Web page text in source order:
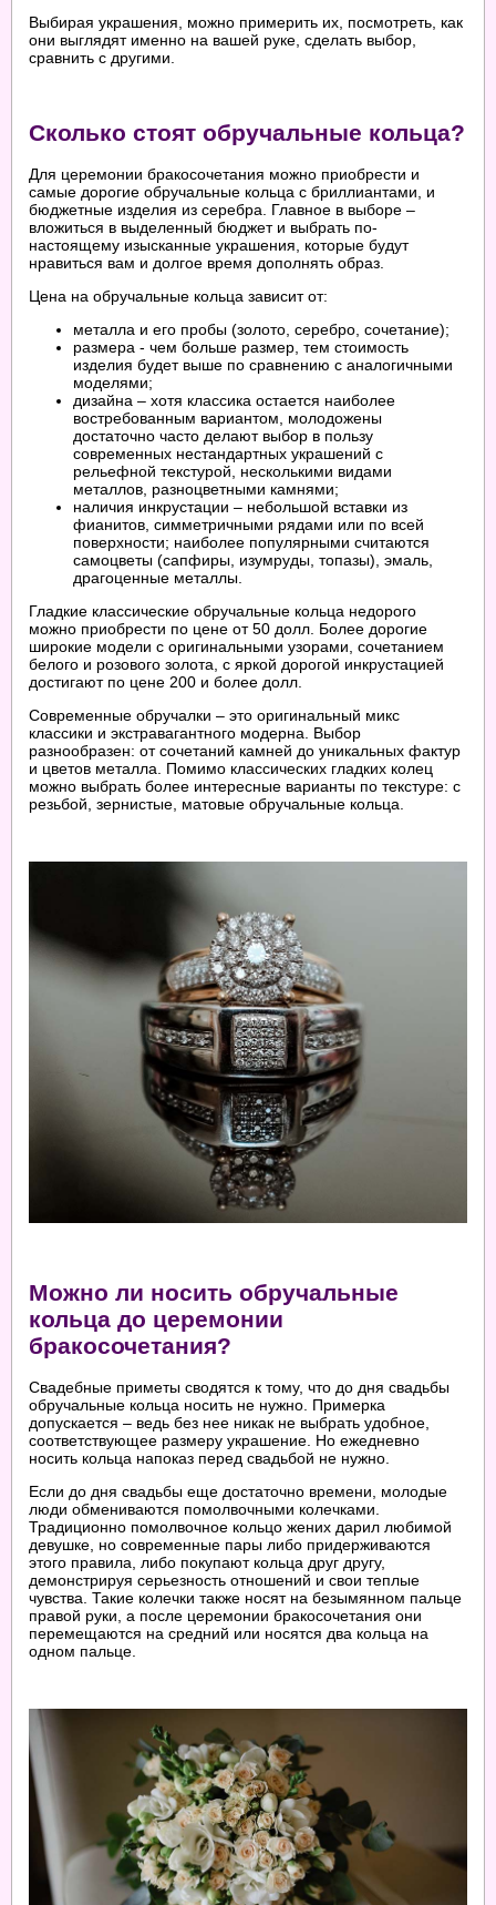
Выбирая украшения, можно примерить их, посмотреть, как
они выглядят именно на вашей руке, сделать выбор,
сравнить с другими.
Сколько стоят обручальные кольца?
Для церемонии бракосочетания можно приобрести и
самые дорогие обручальные кольца с бриллиантами, и
бюджетные изделия из серебра. Главное в выборе –
вложиться в выделенный бюджет и выбрать по-
настоящему изысканные украшения, которые будут
нравиться вам и долгое время дополнять образ.
Цена на обручальные кольца зависит от:
металла и его пробы (золото, серебро, сочетание);
размера - чем больше размер, тем стоимость
изделия будет выше по сравнению с аналогичными
моделями;
дизайна – хотя классика остается наиболее
востребованным вариантом, молодожены
достаточно часто делают выбор в пользу
современных нестандартных украшений с
рельефной текстурой, несколькими видами
металлов, разноцветными камнями;
наличия инкрустации – небольшой вставки из
фианитов, симметричными рядами или по всей
поверхности; наиболее популярными считаются
самоцветы (сапфиры, изумруды, топазы), эмаль,
драгоценные металлы.
Гладкие классические обручальные кольца недорого
можно приобрести по цене от 50 долл. Более дорогие
широкие модели с оригинальными узорами, сочетанием
белого и розового золота, с яркой дорогой инкрустацией
достигают по цене 200 и более долл.
Современные обручалки – это оригинальный микс
классики и экстравагантного модерна. Выбор
разнообразен: от сочетаний камней до уникальных фактур
и цветов металла. Помимо классических гладких колец
можно выбрать более интересные варианты по текстуре: с
резьбой, зернистые, матовые обручальные кольца.
Можно ли носить обручальные
кольца до церемонии
бракосочетания?
Свадебные приметы сводятся к тому, что до дня свадьбы
обручальные кольца носить не нужно. Примерка
допускается – ведь без нее никак не выбрать удобное,
соответствующее размеру украшение. Но ежедневно
носить кольца напоказ перед свадьбой не нужно.
Если до дня свадьбы еще достаточно времени, молодые
люди обмениваются помолвочными колечками.
Традиционно помолвочное кольцо жених дарил любимой
девушке, но современные пары либо придерживаются
этого правила, либо покупают кольца друг другу,
демонстрируя серьезность отношений и свои теплые
чувства. Такие колечки также носят на безымянном пальце
правой руки, а после церемонии бракосочетания они
перемещаются на средний или носятся два кольца на
одном пальце.